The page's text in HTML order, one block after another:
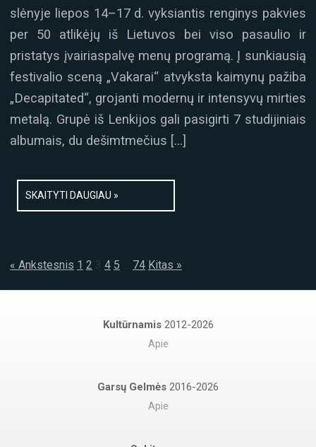
slėnyje liepos 14–17 d. vyksiantis renginys pakvies
per 50 atlikėjų iš Lietuvos bei viso pasaulio ir
pristatys įvairiaspalvę menų programą. Į sunkiausią
festivalio sceną „Vakarai“ atvyksta kaimynų pažiba
„Decapitated“, grojanti modernų ir intensyvų mirties
metalą. Grupė iš Lenkijos gali pasigirti 7 studijiniais
albumais, du dešimtmečius […]
SKAITYTI DAUGIAU »
« Ankstesnis 1 2 3 4 5 … 74 Kitas »
Kultūrnamis 2012-2026
Apie
Garsų Gelmės 2016-2026
Apie